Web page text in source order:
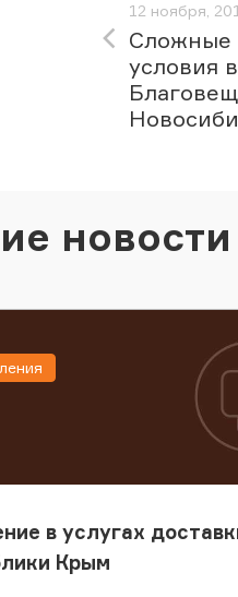
12 ноября,
Сложные
условия
новости
в услугах
Крым